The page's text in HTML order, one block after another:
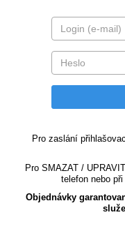
Pro zaslání
Pro SMAZAT /
telefon nebo
Objednávky